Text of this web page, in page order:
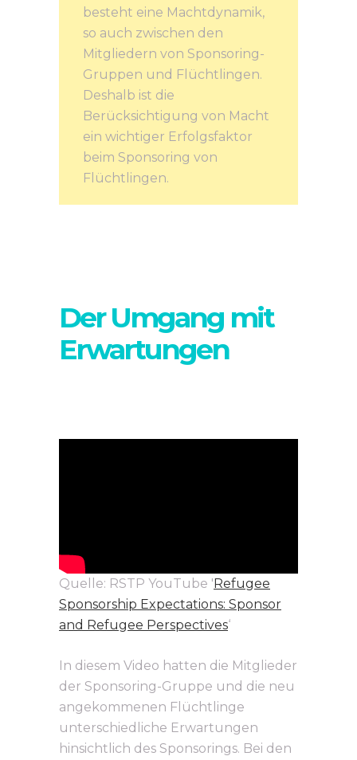
besteht eine Machtdynamik,
so auch zwischen den
Mitgliedern von Sponsoring-
Gruppen und Flüchtlingen.
Deshalb ist die
Berücksichtigung von Macht
ein wichtiger Erfolgsfaktor
beim Sponsoring von
Flüchtlingen.
Der Umgang mit
Erwartungen
Quelle: RSTP YouTube 'Refugee
Sponsorship Expectations: Sponsor
and Refugee Perspectives‘
In diesem Video hatten die Mitglieder
der Sponsoring-Gruppe und die neu
angekommenen Flüchtlinge
unterschiedliche Erwartungen
hinsichtlich des Sponsorings. Bei den